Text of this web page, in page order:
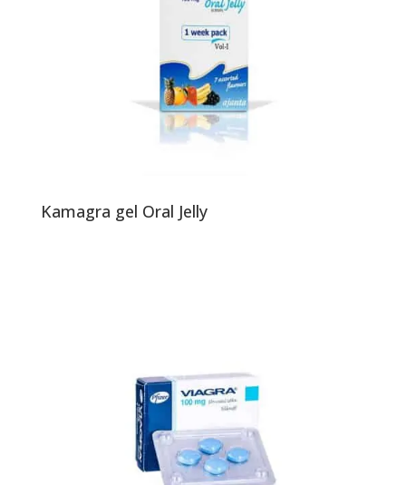
Kamagra gel Oral Jelly